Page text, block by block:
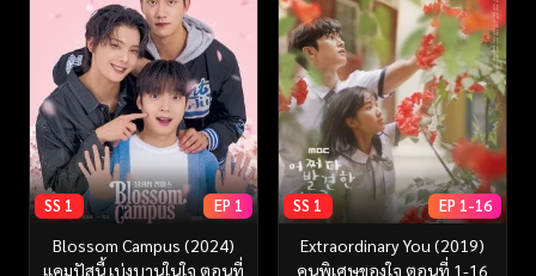
SS 1 EP 1
Blossom Campus (2024)
แคมปัสนี้ เบ่งบานในใจ ตอนที่
SS 1 EP 1-16
Extraordinary You (2019)
คนพิเศษของใจ ตอนที่ 1-16